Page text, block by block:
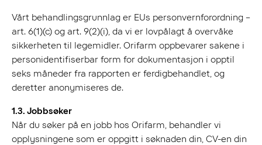
Vårt behandlingsgrunnlag er EUs personvernforordning –
art. 6(1)(c) og art. 9(2)(i), da vi er lovpålagt å overvåke
sikkerheten til legemidler. Orifarm oppbevarer sakene i
personidentifiserbar form for dokumentasjon i opptil
seks måneder fra rapporten er ferdigbehandlet, og
deretter anonymiseres de.
1.3. Jobbsøker
Når du søker på en jobb hos Orifarm, behandler vi
opplysningene som er oppgitt i søknaden din, CV-en din